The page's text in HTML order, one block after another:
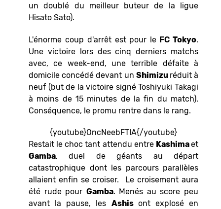
un doublé du meilleur buteur de la ligue
Hisato Sato).
L'énorme coup d'arrêt est pour le FC Tokyo.
Une victoire lors des cinq derniers matchs
avec, ce week-end, une terrible défaite à
domicile concédé devant un Shimizu réduit à
neuf (but de la victoire signé Toshiyuki Takagi
à moins de 15 minutes de la fin du match).
Conséquence, le promu rentre dans le rang.
{youtube}OncNeebFTIA{/youtube}
Restait le choc tant attendu entre Kashimaet
Gamba, duel de géants au départ
catastrophique dont les parcours parallèles
allaient enfin se croiser. Le croisement aura
été rude pour Gamba. Menés au score peu
avant la pause, les Ashis ont explosé en